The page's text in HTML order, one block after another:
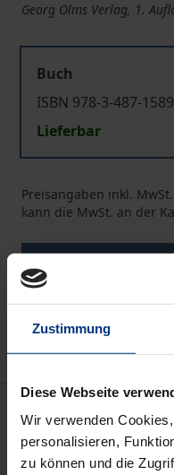
Zustimmung
Diese Webseite
Wir verwenden
personalisieren,
zu können und die
Georg Olms Verlag, 1.
Buch
ISBN 978-3-487-
Lieferbar
Preisangaben inkl.
kann die MwSt. an der
Zur Wunschliste
Johann Arndt